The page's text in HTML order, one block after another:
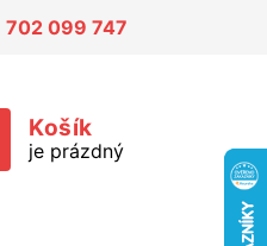
702 099 747
Košík
je prázdný